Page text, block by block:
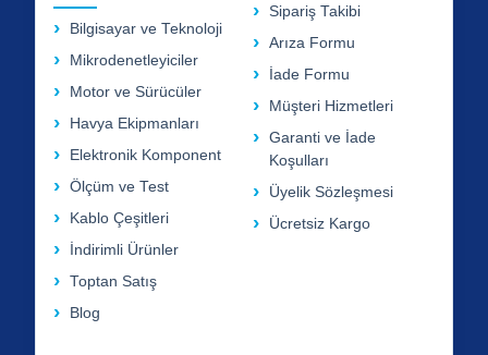
Bilgisayar ve Teknoloji
Mikrodenetleyiciler
Motor ve Sürücüler
Havya Ekipmanları
Elektronik Komponent
Ölçüm ve Test
Kablo Çeşitleri
İndirimli Ürünler
Toptan Satış
Blog
Sipariş Takibi
Arıza Formu
İade Formu
Müşteri Hizmetleri
Garanti ve İade
Koşulları
Üyelik Sözleşmesi
Ücretsiz Kargo